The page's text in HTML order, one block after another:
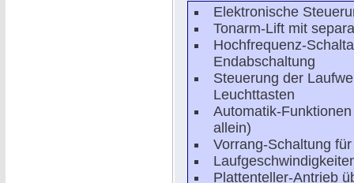
Elektronische
Tonarm-Lift mit
Hochfrequenz-
Endabschaltung
Steuerung der
Leuchttasten
Automatik-
allein)
Vorrang-Schaltung
Plattenteller-Antrieb